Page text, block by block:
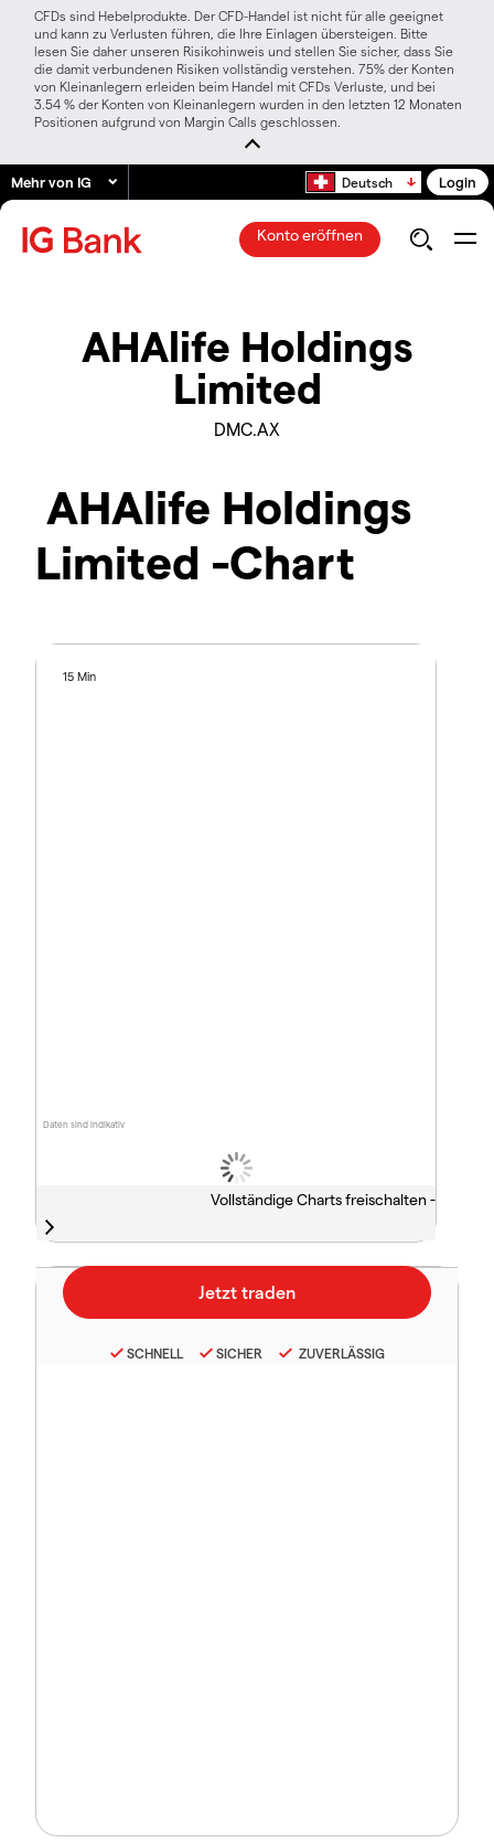
CFDs sind Hebelprodukte. Der CFD-Handel ist nicht für alle geeignet
und kann zu Verlusten führen, die Ihre Einlagen übersteigen. Bitte
lesen Sie daher unseren Risikohinweis und stellen Sie sicher, dass Sie
die damit verbundenen Risiken vollständig verstehen. 75% der Konten
von Kleinanlegern erleiden beim Handel mit CFDs Verluste, und bei
3.54 % der Konten von Kleinanlegern wurden in den letzten 12 Monaten
Positionen aufgrund von Margin Calls geschlossen.
Mehr von IG Deutsch Login
Konto eröffnen
AHAlife Holdings
Limited
DMC.AX
AHAlife Holdings
Limited -Chart
Daten sind indikativ
15 Min
Vollständige Charts freischalten -
SCHNELL SICHER ZUVERLÄSSIG